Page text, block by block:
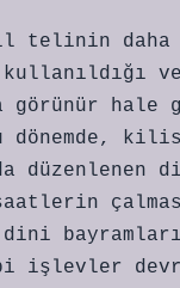
telinin daha
görünür
dönemde,
düzenlenen
işlevler